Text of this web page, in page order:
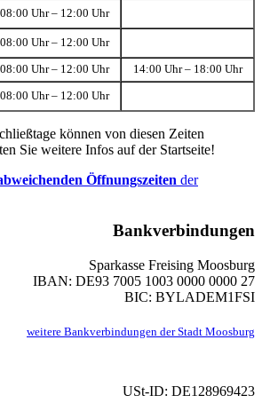
08:00 Uhr – 12:00 Uhr
08:00 Uhr – 12:00 Uhr
08:00 Uhr – 12:00 Uhr 14:00 Uhr – 18:00 Uhr
08:00 Uhr – 12:00 Uhr
können von diesen Zeiten
Sie weitere Infos auf der Startseite!
Öffnungszeiten der
Bankverbindungen
Sparkasse Freising Moosburg
IBAN: DE93 7005 1003 0000 0000 27
BIC: BYLADEM1FSI
weitere Bankverbindungen der Stadt Moosburg
USt-ID: DE128969423